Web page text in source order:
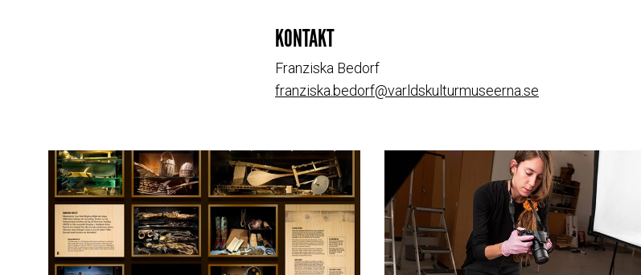
KONTAKT
Franziska Bedorf
franziska.bedorf@varldskulturmuseerna.se